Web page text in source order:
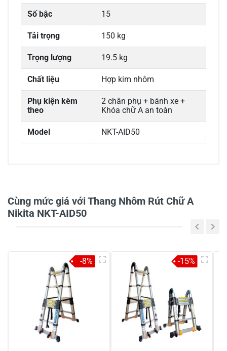
Số bậc 15
Tải trọng 150 kg
Trọng lượng 19.5 kg
Chất liệu Hợp kim nhôm
Phụ kiện kèm
theo
2 chân phụ + bánh xe +
Khóa chữ A an toàn
Model NKT-AID50
3
2
1
Chia sẻ nhận xét về sản phẩm
Cùng mức giá với Thang Nhôm Rút Chữ A
Nikita NKT-AID50
-8% -15%